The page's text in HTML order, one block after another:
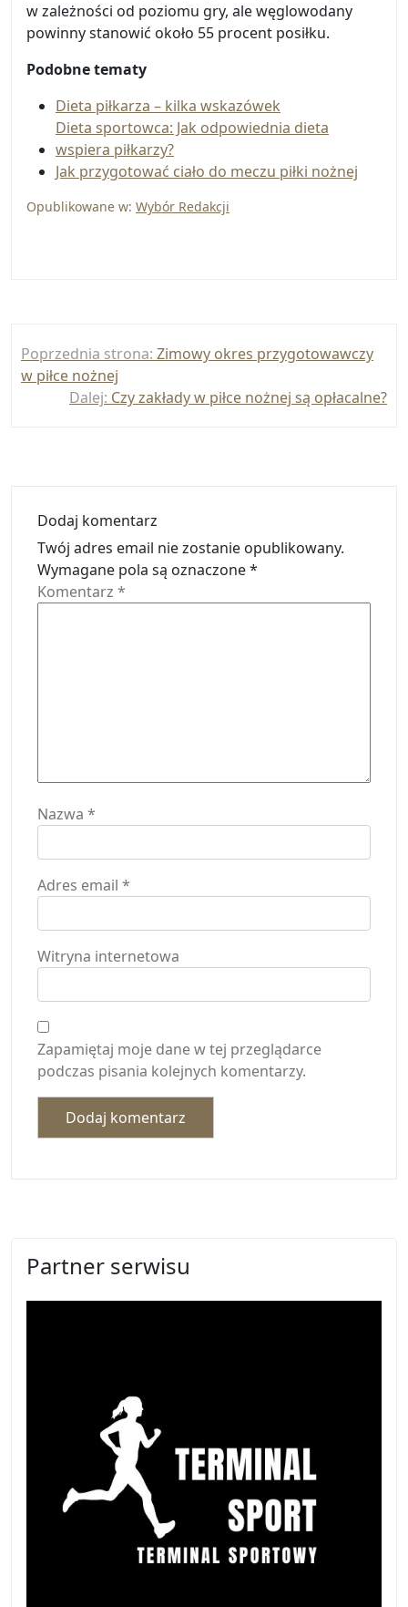
w zależności od poziomu gry, ale węglowodany
powinny stanowić około 55 procent posiłku.
Podobne tematy
Dieta piłkarza – kilka wskazówek
Dieta sportowca: Jak odpowiednia dieta
wspiera piłkarzy?
Jak przygotować ciało do meczu piłki nożnej
Opublikowane w: Wybór Redakcji
wpisu
Poprzednia strona: Zimowy okres przygotowawczy
w piłce nożnej
Dalej: Czy zakłady w piłce nożnej są opłacalne?
Dodaj komentarz
Twój adres email nie zostanie opublikowany.
Wymagane pola są oznaczone*
Komentarz *
Nazwa *
Adres email *
Witryna internetowa
Zapamiętaj moje dane w tej przeglądarce
podczas pisania kolejnych komentarzy.
Partner serwisu